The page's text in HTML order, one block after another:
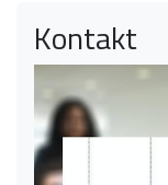
Kontakt